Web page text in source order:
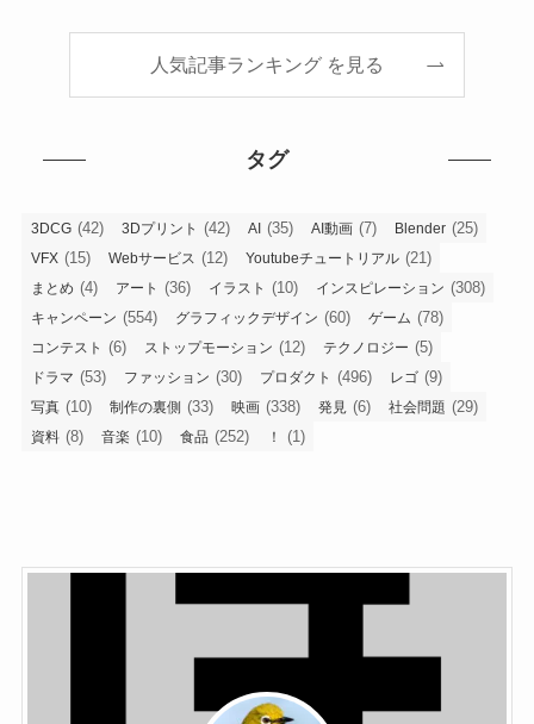
人気記事ランキング を見る
タグ
3DCG (42) 3Dプリント (42) AI (35) AI動画 (7) Blender (25)
VFX (15) Webサービス (12) Youtubeチュートリアル (21)
まとめ (4) アート (36) イラスト (10) インスピレーション (308)
キャンペーン (554) グラフィックデザイン (60) ゲーム (78)
コンテスト (6) ストップモーション (12) テクノロジー (5)
ドラマ (53) ファッション (30) プロダクト (496) レゴ (9)
写真 (10) 制作の裏側 (33) 映画 (338) 発見 (6) 社会問題 (29)
資料 (8) 音楽 (10) 食品 (252) ！ (1)